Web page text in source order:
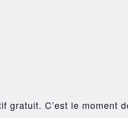
C’est le moment